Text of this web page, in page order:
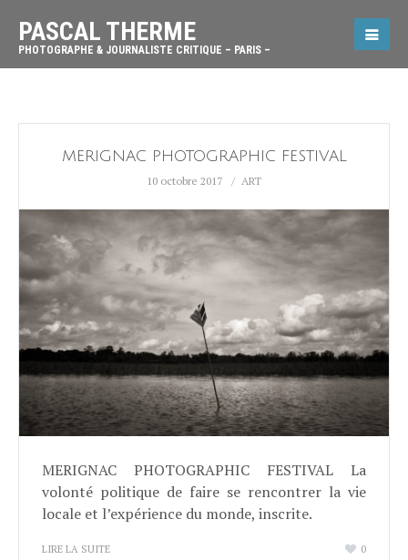
PASCAL THERME
PHOTOGRAPHE & JOURNALISTE CRITIQUE – PARIS –
MERIGNAC PHOTOGRAPHIC FESTIVAL
10 octobre 2017 ART
MERIGNAC PHOTOGRAPHIC FESTIVAL La
volonté politique de faire se rencontrer la vie
locale et l’expérience du monde, inscrite.
LIRE LA SUITE 0